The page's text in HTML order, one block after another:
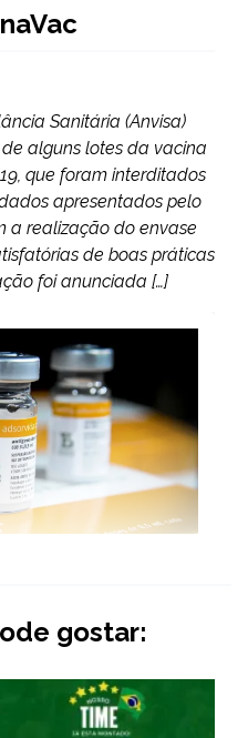
Sanitária (Anvisa)
alguns lotes da vacina
que foram interditados
apresentados pelo
a realização do envase
de boas práticas
foi anunciada […]
gostar: